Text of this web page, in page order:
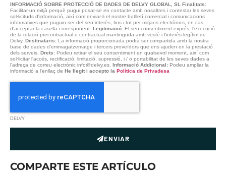
INFORMACIÓ SOBRE PROTECCIÓ DE DADES DE DELVY GLOBAL, SL Finalitats:
Facilitar-un mitjà perquè pugui posar-se en contacte amb nosaltres i contestar les seves
sol·licituds d'informació, així com enviar-li el nostre butlletí comercial i comunicacions
informatives que puguin ser del seu interès, fins i tot per mitjans electrònics, en cas
d'acceptar la casella corresponent. Legitimació: El seu consentiment exprés, l'execució
de la relació precontractual o contractual mantinguda amb vostè i l'interès legítim de
Delvy. Destinataris: La informació proporcionada podrà ser compartida amb la nostra
base de dades d'emmagatzematge i tercers proveïdors que ens ajuden en la prestació
dels serveis. Drets: Podeu retirar el seu consentiment en qualsevol moment, així com
sol·licitar l'accés, rectificació, limitació, supressió, i / o portabilitat de les seves dades a
l'adreça de correu electrònic info@delvy.es. Informació Addicional: Podeu ampliar la
informació a l'enllaç de He llegit i accepto la Política de Privadesa
DELVY
ENVIAR
COMPARTE ESTE ARTÍCULO